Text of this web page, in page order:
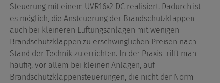
Steuerung mit einem UVR16x2 DC realisiert. Dadurch ist
es möglich, die Ansteuerung der Brandschutzklappen
auch bei kleineren Lüftungsanlagen mit wenigen
Brandschutzklappen zu erschwinglichen Preisen nach
Stand der Technik zu errichten. In der Praxis trifft man
häufig, vor allem bei kleinen Anlagen, auf
Brandschutzklappensteuerungen, die nicht der Norm